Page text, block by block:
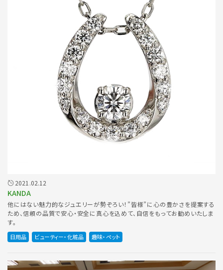
2021.02.12
KANDA
他にはない魅力的なジュエリーが勢ぞろい！”皆様”に心の豊かさを提案する
ため、信頼の品質で安心・安全に真心を込めて、自信をもってお勧めいたしま
す。
日用品 ビューティー・化粧品 趣味・ペット